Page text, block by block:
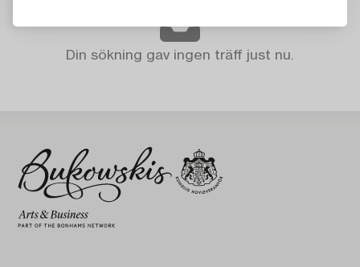
Din sökning gav ingen träff just nu.